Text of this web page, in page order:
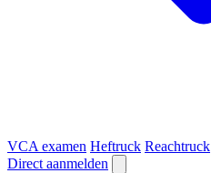
VCA examen Heftruck Reachtruck
Direct aanmelden